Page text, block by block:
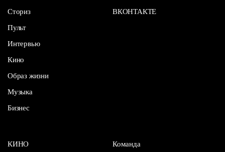
Сториз
Пульт
Интервью
Кино
Образ жизни
Музыка
Бизнес
ВКОНТАКТЕ
КИНО
Команда